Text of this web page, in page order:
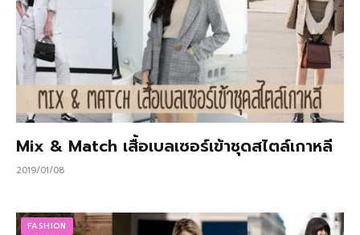
Mix & Match เสื้อเบลเซอร์เข้าชุดสไตล์เกาหลี
2019/01/08
FASHION